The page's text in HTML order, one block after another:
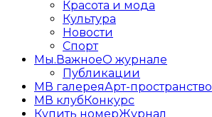
Красота и мода
Культура
Новости
Спорт
Мы.ВажноеО журнале
Публикации
МВ галереяАрт-пространство
МВ клуб Конкурс
Купить номерЖурнал